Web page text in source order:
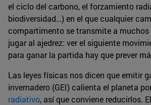
el ciclo del carbono, el forzamiento
biodiversidad…) en el que cualquier
compartimento se transmite a muchos
jugar al ajedrez: ver el siguiente
para ganar la partida hay que prever
Las leyes físicas nos dicen que emitir
invernadero (GEI) calienta el planeta
radiativo, así que conviene reducirlos.